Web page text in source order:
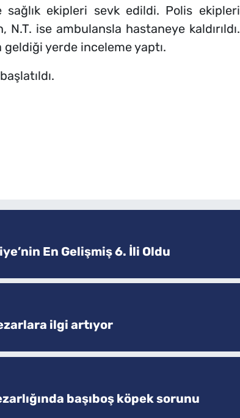
ekipleri sevk edildi. Polis ekipleri
ise ambulansla hastaneye kaldırıldı.
yerde inceleme yaptı.
En Gelişmiş 6. İli Oldu
ilgi artıyor
başıboş köpek sorunu